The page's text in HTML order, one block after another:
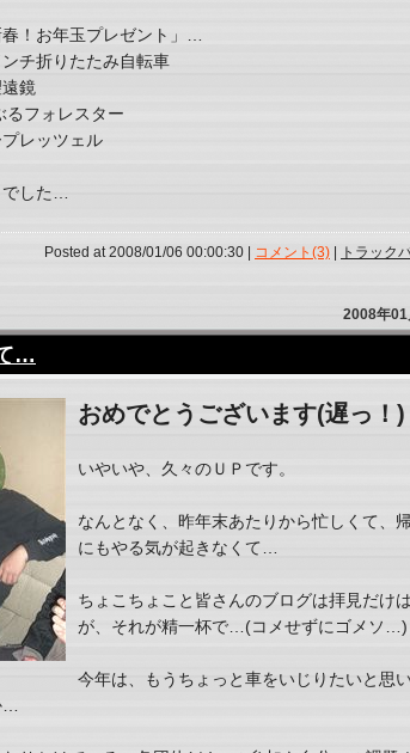
！お年玉プレゼント」…
折りたたみ自転車
鏡
ォレスター
レッツェル
した…
Posted at 2008/01/06 00:00:30 | コメント(3) トラック
2008年01
…
おめでとうございます(遅っ！)
いやいや、久々のＵＰです。
なんとなく、昨年末あたりから忙しくて、
にもやる気が起きなくて…
ちょこちょこと皆さんのブログは拝見だけ
が、それが精一杯で…(コメせずにゴメソ…)
今年は、もうちょっと車をいじりたいと思